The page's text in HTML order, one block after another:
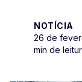
NOTÍCIA
26 de
min de